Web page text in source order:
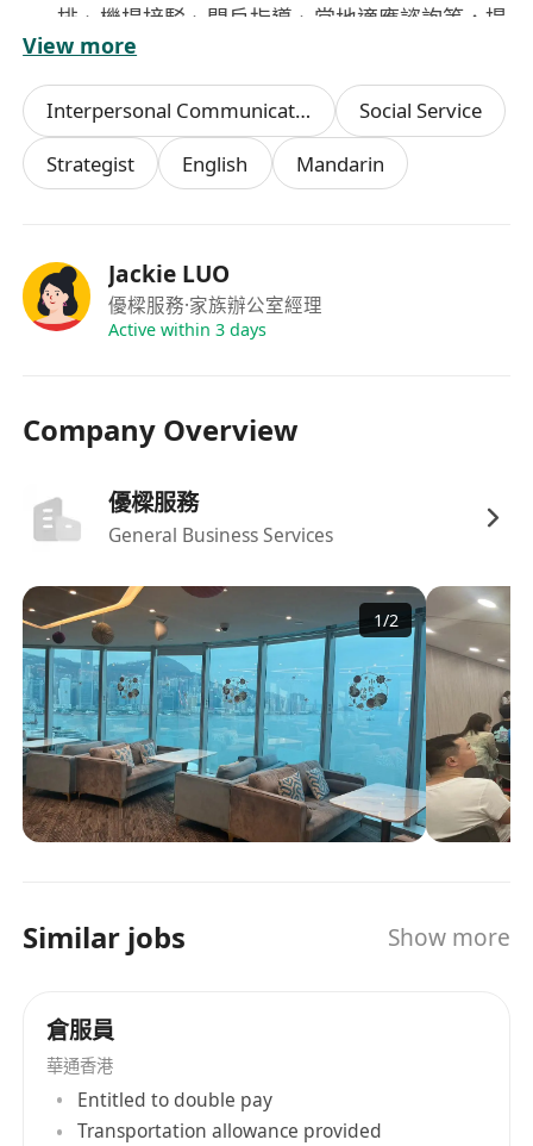
排、機場接駁、開戶指導、當地適應諮詢等，提
升客戶體驗與滿意度。
主動維繫長期客戶關係，透過定期回訪、節日問
候、成功案例分享等方式強化信任；鼓勵口碑轉
介，拓展潛在客源。
參與教育展覽、校園講座、線上說明會等市場活
對接。
具備本科或以上學歷，外語、國際關係、教育、
法律、公共政策等相關科系尤佳。
擁有1至3年留學顧問或移民顧問實務經驗，熟悉
香港之申請流程、簽證類型與審核重點。
具備扎實的教育與移民政策知識，能準確解讀香
港學制架構、院校特色、專業優勢及移民途徑。
中英文表達流暢，具備專業文案撰寫能力，能獨
立完成申請文書潤飾與翻譯；擅長與多元背景客
戶及合作單位進行清晰、得體之溝通。
具備快速分析客戶條件、比對政策門檻、擬定個
性化策略之邏輯思維與判斷力。
高度重視細節，對申請文件之格式、內容、時效
與法規符合性具備嚴謹把關意識。
熟練操作Microsoft Office系列軟體（Word、
與敏感資訊；抗壓性佳，能於多任務並行與時效
具備服務導向思維，耐心細緻，善於建立信任關
係；有海外留學、工作或生活經驗者尤為加分。
View more
Interpersonal Communication
Social Service
Strategist
English Mandarin
Jackie LUO
優樑服務·家族辦公室經理
Active within 3 days
Company Overview
優樑服務
General Business Services
1/2
Similar jobs Show more
倉服員
華通香港
Entitled to double pay
Transportation allowance provided